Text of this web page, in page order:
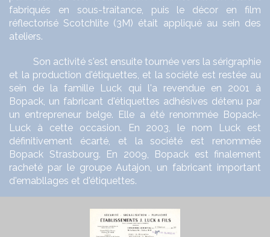
fabriqués en sous-traitance, puis le décor en film
réflectorisé Scotchlite (3M) était appliqué au sein des
ateliers.
Son activité s'est ensuite tournée vers la sérigraphie
et la production d'étiquettes, et la société est restée au
sein de la famille Luck qui l'a revendue en 2001 à
Bopack, un fabricant d'étiquettes adhésives détenu par
un entrepreneur belge. Elle a été renommée Bopack-
Luck à cette occasion. En 2003, le nom Luck est
définitivement écarté, et la société est renommée
Bopack Strasbourg. En 2009, Bopack est finalement
racheté par le groupe Autajon, un fabricant important
d'emabllages et d'étiquettes.